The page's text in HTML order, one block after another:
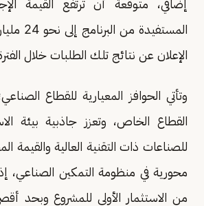
إضافي، متوقعة أن ترتفع القيمة
الإعلان عن نتائج تلك الطلبات خلال
وتأتي الحوافز المعيارية للقطاع
القطاع الخاص، وتعزز جاذبية بيئة
للصناعات ذات التقنية العالية والقيمة